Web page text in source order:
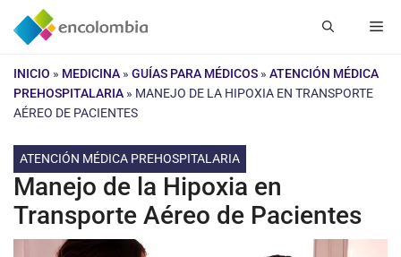
Saltar
INICIO » MEDICINA » GUÍAS PARA MÉDICOS » ATENCIÓN MÉDICA
PREHOSPITALARIA » MANEJO DE LA HIPOXIA EN TRANSPORTE
AÉREO DE PACIENTES
ATENCIÓN MÉDICA PREHOSPITALARIA
Manejo de la Hipoxia en
Transporte Aéreo de Pacientes